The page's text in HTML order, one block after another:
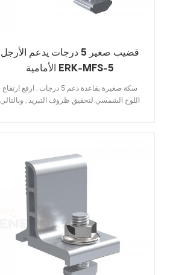
قضيب صغير 5 درجات يدعم الأرجل
الأمامية ERK-MFS-5
سكة صغيرة بقاعدة دعم 5 درجات , ارفع ارتفاع
اللوح الشمسي لتحقيق ظروف التبريد , وبالتالي